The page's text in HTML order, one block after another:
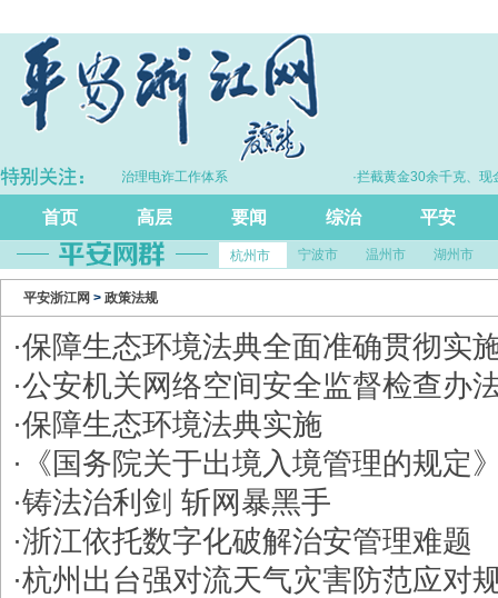
江持续完善打击治理电诈工作体系 ·拦截黄金30余千克、现金2
首页 高层 要闻 综治 平安
杭州市 宁波市 温州市 湖州市
平安浙江网 > 政策法规
·保障生态环境法典全面准确贯彻实
·公安机关网络空间安全监督检查办
·保障生态环境法典实施
· 《国务院关于出境入境管理的规定
·铸法治利剑 斩网暴黑手
·浙江依托数字化破解治安管理难题
·杭州出台强对流天气灾害防范应对